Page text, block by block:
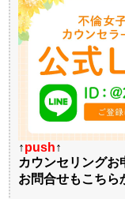
↑push↑
カウンセリングお
お問合せもこちら